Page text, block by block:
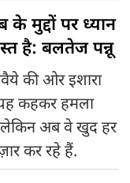
के मुद्दों पर ध्यान
है: बलतेज पन्नू
की ओर इशारा
कहकर हमला
लेकिन अब वे खुद हर
कर रहे हैं.